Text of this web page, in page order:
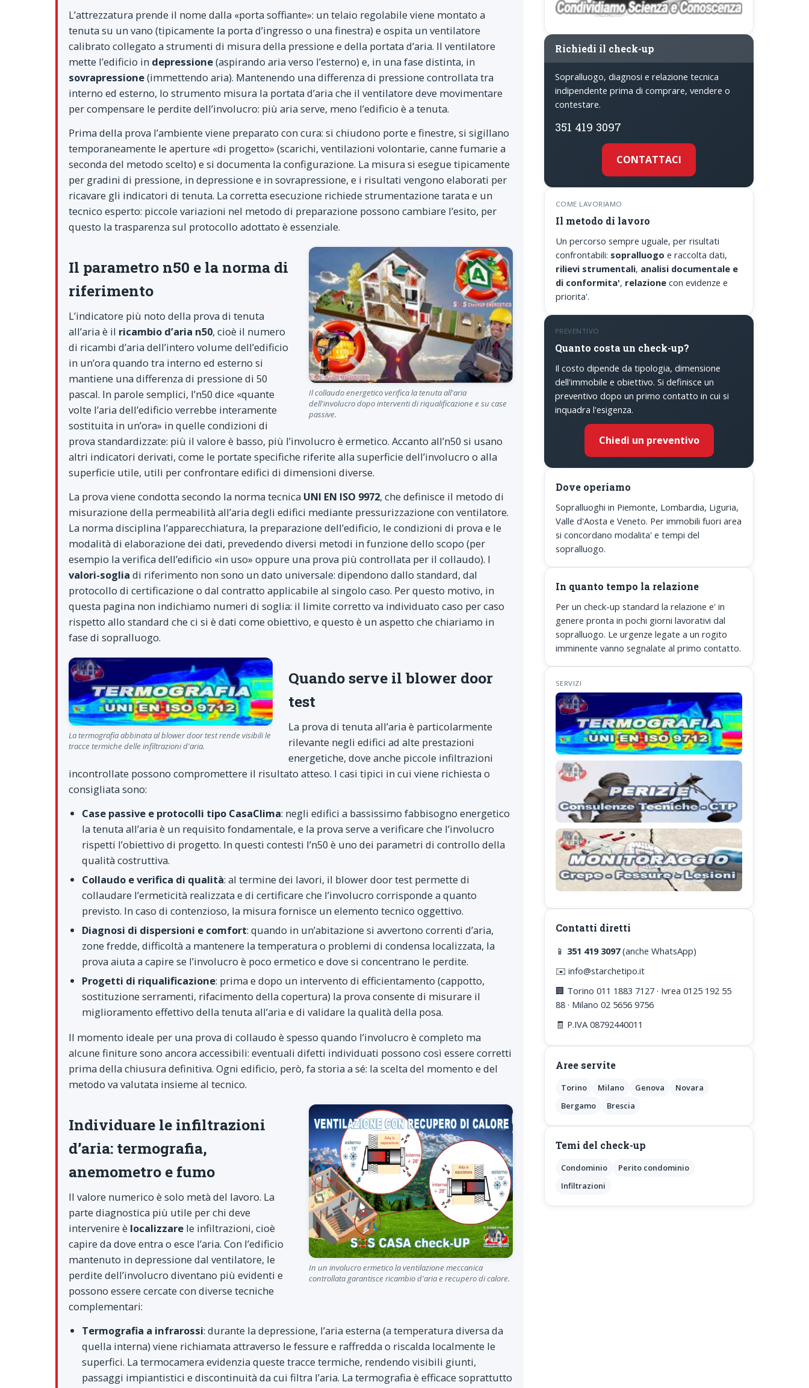
L’attrezzatura prende il nome dalla «porta soffiante»: un telaio regolabile viene montato a
tenuta su un vano (tipicamente la porta d’ingresso o una finestra) e ospita un ventilatore
calibrato collegato a strumenti di misura della pressione e della portata d’aria. Il ventilatore
mette l’edificio in depressione(aspirando aria verso l’esterno) e, in una fase distinta, in
sovrapressione(immettendo aria). Mantenendo una differenza di pressione controllata tra
interno ed esterno, lo strumento misura la portata d’aria che il ventilatore deve movimentare
per compensare le perdite dell’involucro: più aria serve, meno l’edificio è a tenuta.
Prima della prova l’ambiente viene preparato con cura: si chiudono porte e finestre, si sigillano
temporaneamente le aperture «di progetto» (scarichi, ventilazioni volontarie, canne fumarie a
seconda del metodo scelto) e si documenta la configurazione. La misura si esegue tipicamente
per gradini di pressione, in depressione e in sovrapressione, e i risultati vengono elaborati per
ricavare gli indicatori di tenuta. La corretta esecuzione richiede strumentazione tarata e un
tecnico esperto: piccole variazioni nel metodo di preparazione possono cambiare l’esito, per
questo la trasparenza sul protocollo adottato è essenziale.
Il collaudo energetico verifica la tenuta all'aria
dell'involucro dopo interventi di riqualificazione e su case
passive.
Il parametro n50 e la norma di
riferimento
L’indicatore più noto della prova di tenuta
all’aria è il ricambio d’aria n50, cioè il numero
di ricambi d’aria dell’intero volume dell’edificio
in un’ora quando tra interno ed esterno si
mantiene una differenza di pressione di 50
pascal. In parole semplici, l’n50 dice «quante
volte l’aria dell’edificio verrebbe interamente
sostituita in un’ora» in quelle condizioni di
prova standardizzate: più il valore è basso, più l’involucro è ermetico. Accanto all’n50 si usano
altri indicatori derivati, come le portate specifiche riferite alla superficie dell’involucro o alla
superficie utile, utili per confrontare edifici di dimensioni diverse.
La prova viene condotta secondo la norma tecnica UNI EN ISO 9972, che definisce il metodo di
misurazione della permeabilità all’aria degli edifici mediante pressurizzazione con ventilatore.
La norma disciplina l’apparecchiatura, la preparazione dell’edificio, le condizioni di prova e le
modalità di elaborazione dei dati, prevedendo diversi metodi in funzione dello scopo (per
esempio la verifica dell’edificio «in uso» oppure una prova più controllata per il collaudo). I
valori-soglia di riferimento non sono un dato universale: dipendono dallo standard, dal
protocollo di certificazione o dal contratto applicabile al singolo caso. Per questo motivo, in
questa pagina non indichiamo numeri di soglia: il limite corretto va individuato caso per caso
rispetto allo standard che ci si è dati come obiettivo, e questo è un aspetto che chiariamo in
fase di sopralluogo.
La termografia abbinata al blower door test rende visibili le
tracce termiche delle infiltrazioni d'aria.
Quando serve il blower door
test
La prova di tenuta all’aria è particolarmente
rilevante negli edifici ad alte prestazioni
energetiche, dove anche piccole infiltrazioni
incontrollate possono compromettere il risultato atteso. I casi tipici in cui viene richiesta o
consigliata sono:
Case passive e protocolli tipo CasaClima: negli edifici a bassissimo fabbisogno energetico
la tenuta all’aria è un requisito fondamentale, e la prova serve a verificare che l’involucro
rispetti l’obiettivo di progetto. In questi contesti l’n50 è uno dei parametri di controllo della
qualità costruttiva.
Collaudo e verifica di qualità: al termine dei lavori, il blower door test permette di
collaudare l’ermeticità realizzata e di certificare che l’involucro corrisponde a quanto
previsto. In caso di contenzioso, la misura fornisce un elemento tecnico oggettivo.
Diagnosi di dispersioni e comfort: quando in un’abitazione si avvertono correnti d’aria,
zone fredde, difficoltà a mantenere la temperatura o problemi di condensa localizzata, la
prova aiuta a capire se l’involucro è poco ermetico e dove si concentrano le perdite.
Progetti di riqualificazione: prima e dopo un intervento di efficientamento (cappotto,
sostituzione serramenti, rifacimento della copertura) la prova consente di misurare il
miglioramento effettivo della tenuta all’aria e di validare la qualità della posa.
Il momento ideale per una prova di collaudo è spesso quando l’involucro è completo ma
alcune finiture sono ancora accessibili: eventuali difetti individuati possono così essere corretti
prima della chiusura definitiva. Ogni edificio, però, fa storia a sé: la scelta del momento e del
metodo va valutata insieme al tecnico.
In un involucro ermetico la ventilazione meccanica
controllata garantisce ricambio d'aria e recupero di calore.
Individuare le infiltrazioni
d’aria: termografia,
anemometro e fumo
Il valore numerico è solo metà del lavoro. La
parte diagnostica più utile per chi deve
intervenire è localizzare le infiltrazioni, cioè
capire da dove entra o esce l’aria. Con l’edificio
mantenuto in depressione dal ventilatore, le
perdite dell’involucro diventano più evidenti e
possono essere cercate con diverse tecniche
complementari:
Termografia a infrarossi: durante la depressione, l’aria esterna (a temperatura diversa da
quella interna) viene richiamata attraverso le fessure e raffredda o riscalda localmente le
superfici. La termocamera evidenzia queste tracce termiche, rendendo visibili giunti,
passaggi impiantistici e discontinuità da cui filtra l’aria. La termografia è efficace soprattutto
Richiedi il check-up
Sopralluogo, diagnosi e relazione tecnica
indipendente prima di comprare, vendere o
contestare.
351 419 3097
CONTATTACI
COME LAVORIAMO
Il metodo di lavoro
Un percorso sempre uguale, per risultati
confrontabili: sopralluogo e raccolta dati,
rilievi strumentali, analisi documentale e
di conformita', relazione con evidenze e
priorita'.
PREVENTIVO
Quanto costa un check-up?
Il costo dipende da tipologia, dimensione
dell'immobile e obiettivo. Si definisce un
preventivo dopo un primo contatto in cui si
inquadra l'esigenza.
Chiedi un preventivo
Dove operiamo
Sopralluoghi in Piemonte, Lombardia, Liguria,
Valle d'Aosta e Veneto. Per immobili fuori area
si concordano modalita' e tempi del
sopralluogo.
In quanto tempo la relazione
Per un check-up standard la relazione e' in
genere pronta in pochi giorni lavorativi dal
sopralluogo. Le urgenze legate a un rogito
imminente vanno segnalate al primo contatto.
SERVIZI
Contatti diretti
📱 351 419 3097(anche WhatsApp)
✉️ info@starchetipo.it
🏢 Torino 011 1883 7127 · Ivrea 0125 192 55
88 · Milano 02 5656 9756
🧾 P.IVA 08792440011
Aree servite
Torino Milano Genova
Novara
Bergamo
Brescia
Temi del check-up
Condominio
Perito condominio
Infiltrazioni